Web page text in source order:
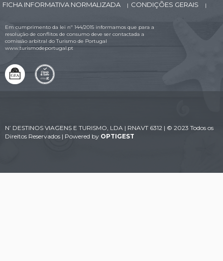
FICHA INFORMATIVA NORMALIZADA | CONDIÇÕES GERAIS |
Em cumprimento da lei nº 144/2015 informamos que para a
resolução de conflitos de consumo deve ser contactada a
comissão arbitral do Turismo de Portugal
www.turismodeportugal.pt
N’ DESTINOS VIAGENS E TURISMO, LDA | RNAVT 6312 | © 2023 Todos os
Direitos Reservados | Powered by OPTIGEST